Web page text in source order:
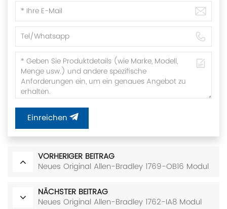
Einreichen
VORHERIGER BEITRAG
Neues Original Allen-Bradley 1769-OB16 Modul
NÄCHSTER BEITRAG
Neues Original Allen-Bradley 1762-IA8 Modul